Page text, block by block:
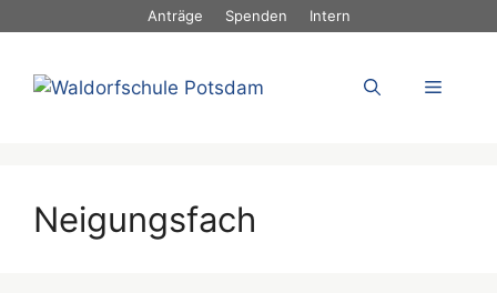
Anträge Spenden Intern
Menü
Neigungsfach